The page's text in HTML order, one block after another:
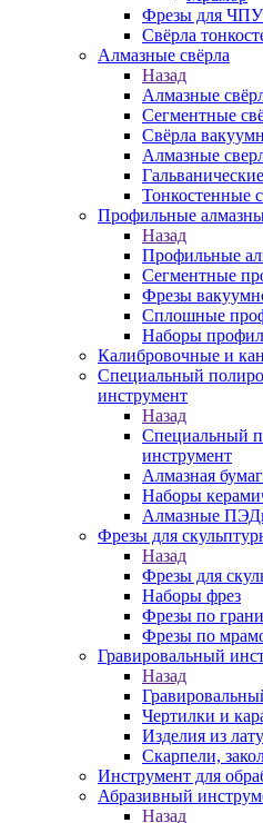
Фрезы для ЧПУ
Свёрла
Алмазные свёрла
Назад
Алмазные
Сегментные
Свёрла
Алмазные
Тонкостенные
Профильные
Назад
Профильные
Сегментные
Фрезы
Сплошные
Наборы
Калибровочные и
Специальный
инструмент
Назад
Специальный
инструмент
Алмазная
Наборы
Алмазные
Фрезы для
Назад
Фрезы для
Наборы фрез
Фрезы по
Фрезы по
Гравировальный
Назад
Чертилки и
Изделия из
Скарпели,
Инструмент для
Абразивный
Назад